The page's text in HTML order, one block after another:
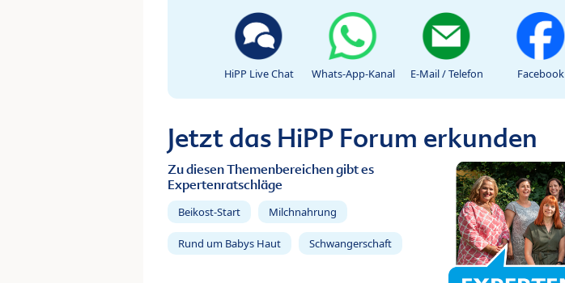
HiPP Live Chat Whats-App-Kanal E-Mail / Telefon Facebook
Jetzt das HiPP Forum erkunden
Zu diesen Themenbereichen gibt es
Expertenratschläge
Beikost-Start Milchnahrung
Rund um Babys Haut Schwangerschaft